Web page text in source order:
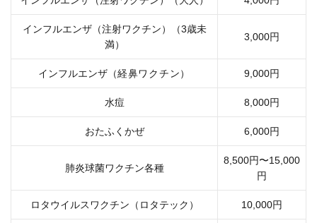
インフルエンザ（注射ワクチン）（3歳未
満）
3,000円
インフルエンザ（経鼻ワクチン） 9,000円
水痘 8,000円
おたふくかぜ 6,000円
肺炎球菌ワクチン各種
8,500円〜15,000
円
ロタウイルスワクチン（ロタテック） 10,000円